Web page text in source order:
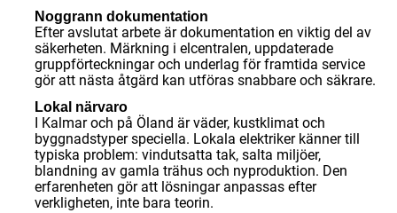
Noggrann dokumentation
Efter avslutat arbete är dokumentation en viktig del av
säkerheten. Märkning i elcentralen, uppdaterade
gruppförteckningar och underlag för framtida service
gör att nästa åtgärd kan utföras snabbare och säkrare.
Lokal närvaro
I Kalmar och på Öland är väder, kustklimat och
byggnadstyper speciella. Lokala elektriker känner till
typiska problem: vindutsatta tak, salta miljöer,
blandning av gamla trähus och nyproduktion. Den
erfarenheten gör att lösningar anpassas efter
verkligheten, inte bara teorin.